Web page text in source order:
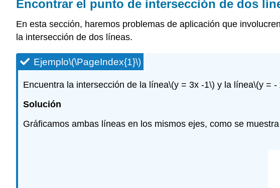
Encontrar el punto de intersección de dos
En esta sección, haremos problemas de aplicación que
la intersección de dos líneas.
Ejemplo\(\PageIndex{1}\)
Encuentra la intersección de la línea\(y = 3x -1\) y la línea\(y = -
Solución
Gráficamos ambas líneas en los mismos ejes, como se